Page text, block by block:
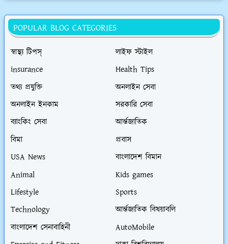
POPULAR BLOG CATEGORIES
স্বাস্থ্য টিপস্
লাইফ স্টাইল
insurance
Health Tips
তথ্য প্রযুক্তি
অনলাইন সেবা
অনলাইন ইনকাম
সরকারি সেবা
ব্যাংকিং সেবা
আর্ন্তজাতিক
বিমা
প্রবাস
USA News
বাংলাদেশ বিমান
Animal
Kids games
Lifestyle
Sports
Technology
আর্ন্তজাতিক বিষয়াবলি
বাংলাদেশ সেনাবাহিনী
AutoMobile